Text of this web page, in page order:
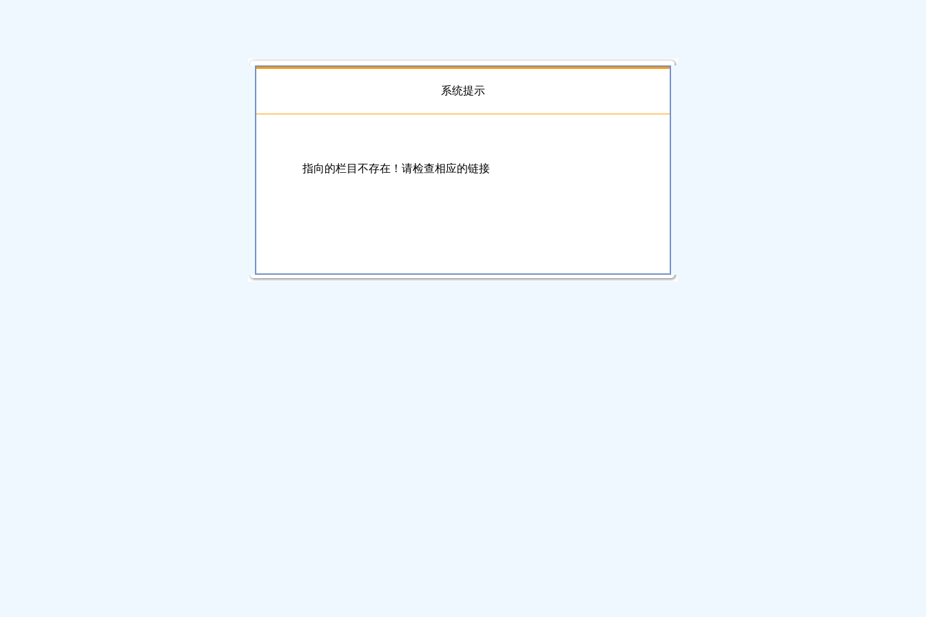
系统提示
指向的栏目不存在！请检查相应的链接